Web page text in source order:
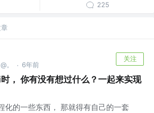
225
。 · 6年前
关注
， 你有没有想过什么？一起来实现
化的一些东西， 那就得有自己的一套